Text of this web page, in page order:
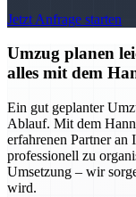
Jetzt Anfrage starten
Umzug planen
alles mit dem
Ein gut geplanter
Ablauf. Mit dem
erfahrenen Partner
professionell zu
Umsetzung – wir
wird.